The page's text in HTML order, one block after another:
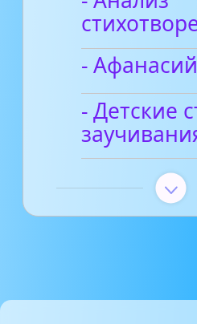
-
- Детские